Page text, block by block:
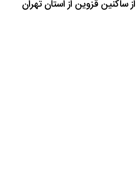
از ساکنین قزوین از استان تهران